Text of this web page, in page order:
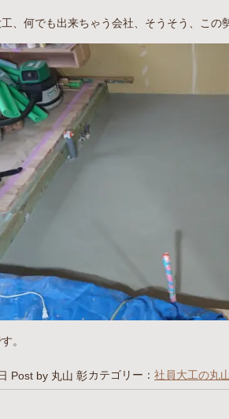
、何でも出来ちゃう会社、そうそう、この
。
Post by 丸山 彰カテゴリー： 社員大工の丸